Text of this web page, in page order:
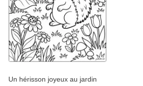
Un hérisson joyeux au jardin